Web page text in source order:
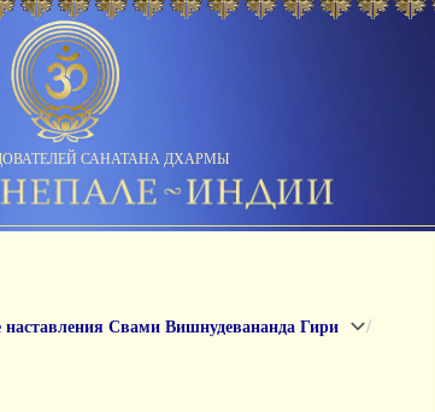
САНАТАНА ДХАРМЫ
наставления Свами Вишнудевананда Гири /